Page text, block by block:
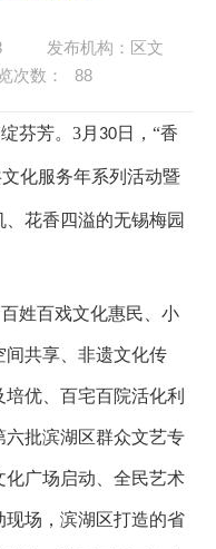
发布机构：区文
次数： 88
芬芳。3月 30日，“香
化服务年系列活动暨
花香四溢的无锡梅园
姓百戏文化惠民、小
间共享、非遗文化传
优、百宅百院活化利
六批滨湖区群众文艺专
广场启动、全民艺术
场，滨湖区打造的省